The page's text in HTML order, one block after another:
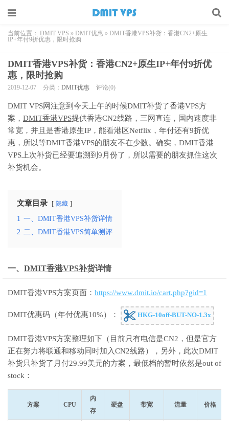
当前位置： DMIT VPS » DMIT优惠 » DMIT香港VPS补货：香港CN2+原生
IP+年付9折优惠，限时抢购
DMIT香港VPS补货：香港CN2+原生IP+年付9折优
惠，限时抢购
2019-12-07 分类： DMIT优惠 评论(0)
DMIT VPS网注意到今天上午的时候DMIT补货了香港VPS方
案， DMIT香港VPS提供香港CN2线路，三网直连，国内速度非
常宽，并且是香港原生IP，能看港区Netflix，年付还有9折优
惠，所以等DMIT香港VPS的朋友不在少数。确实，DMIT香港
VPS上次补货已经要追溯到9月份了，所以需要的朋友抓住这次
补货机会。
文章目录 隐藏
1 一、DMIT香港VPS补货详情
2 二、DMIT香港VPS简单测评
一、 DMIT香港VPS补货详情
DMIT香港VPS方案页面： https://www.dmit.io/cart.php?gid=1
DMIT优惠码（年付优惠10%）： HKG-10off-BUT-NO-1.3x
DMIT香港VPS方案整理如下（目前只有电信是CN2，但是官方
正在努力将联通和移动同时加入CN2线路），另外，此次DMIT
补货只补货了月付29.99美元的方案，最低档的暂时依然是out of
stock：
方案 CPU
内
存
硬盘 带宽 流量 价格